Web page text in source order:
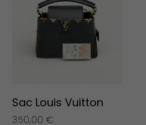
Sac Louis Vuitton
350,00 €